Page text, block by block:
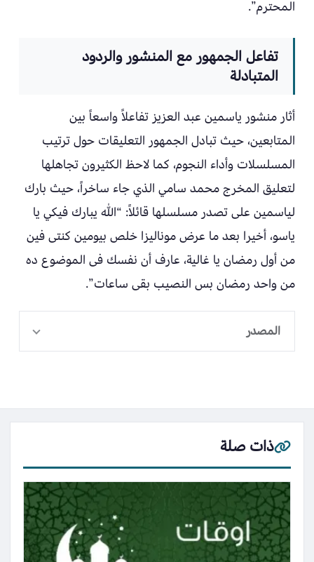
المحترم”.
تفاعل الجمهور مع المنشور والردود
المتبادلة
أثار منشور ياسمين عبد العزيز تفاعلاً واسعاً بين
المتابعين، حيث تبادل الجمهور التعليقات حول ترتيب
المسلسلات وأداء النجوم، كما لاحظ الكثيرون تجاهلها
لتعليق المخرج محمد سامي الذي جاء ساخراً، حيث بارك
لياسمين على تصدر مسلسلها قائلاً: “اللّٰه يبارك فيكي يا
ياسو، أخيرا بعد ما عرض موناليزا خلص بيومين كنتى فين
من أول رمضان يا غالية، عارف أن نفسك فى الموضوع ده
من واحد رمضان بس النصيب بقى ساعات”.
المصدر
ذات صلة